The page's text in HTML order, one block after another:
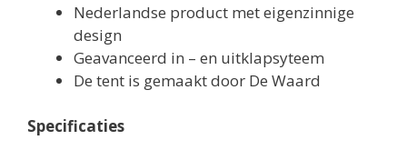
Nederlandse product met eigenzinnige
design
Geavanceerd in – en uitklapsyteem
De tent is gemaakt door De Waard
Specificaties